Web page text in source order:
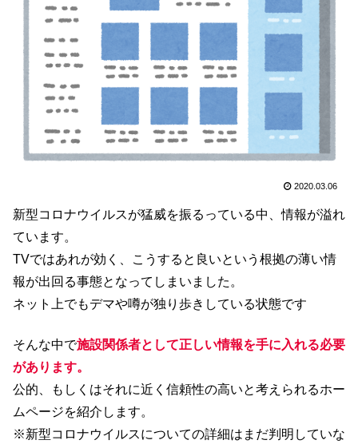
2020.03.06
新型コロナウイルスが猛威を振るっている中、情報が溢れ
ています。
TVではあれが効く、こうすると良いという根拠の薄い情
報が出回る事態となってしまいました。
ネット上でもデマや噂が独り歩きしている状態です
そんな中で施設関係者として正しい情報を手に入れる必要
があります。
公的、もしくはそれに近く信頼性の高いと考えられるホー
ムページを紹介します。
※新型コロナウイルスについての詳細はまだ判明していな